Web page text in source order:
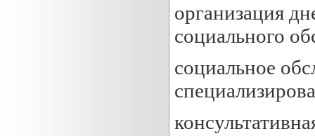
организация
социального
социальное